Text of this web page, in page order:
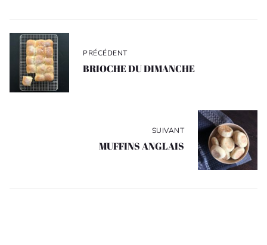
de
l’article
PRÉCÉDENT
BRIOCHE DU DIMANCHE
SUIVANT
MUFFINS ANGLAIS